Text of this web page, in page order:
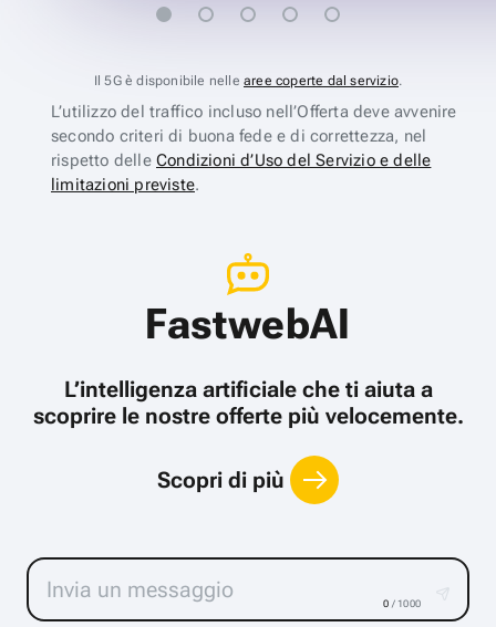
Il 5G è disponibile nelle aree coperte dal servizio.
L’utilizzo del traffico incluso nell’Offerta deve avvenire
secondo criteri di buona fede e di correttezza, nel
rispetto delle Condizioni d’Uso del Servizio e delle
limitazioni previste.
FastwebAI
L’intelligenza artificiale che ti aiuta a
scoprire le nostre offerte più velocemente.
Scopri di più
0 / 1000